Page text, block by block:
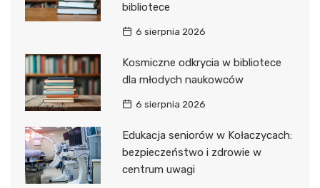
bibliotece
6 sierpnia 2026
Kosmiczne odkrycia w bibliotece
dla młodych naukowców
6 sierpnia 2026
Edukacja seniorów w Kołaczycach:
bezpieczeństwo i zdrowie w
centrum uwagi